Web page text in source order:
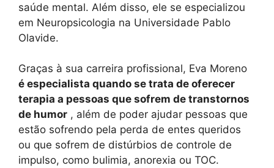
saúde mental. Além disso, ele se especializou
em Neuropsicologia na Universidade Pablo
Olavide.
Graças à sua carreira profissional, Eva Moreno
é especialista quando se trata de oferecer
terapia a pessoas que sofrem de transtornos
de humor , além de poder ajudar pessoas que
estão sofrendo pela perda de entes queridos
ou que sofrem de distúrbios de controle de
impulso, como bulimia, anorexia ou TOC.